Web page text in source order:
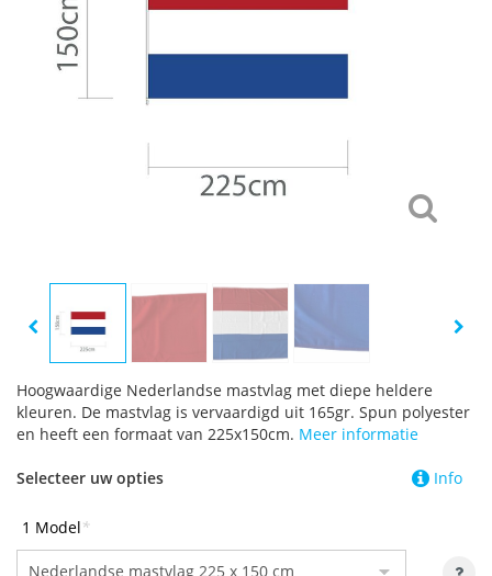
Hoogwaardige Nederlandse mastvlag met diepe heldere
kleuren. De mastvlag is vervaardigd uit 165gr. Spun polyester
en heeft een formaat van 225x150cm. Meer informatie
Info
Selecteer uw opties
1 Model*